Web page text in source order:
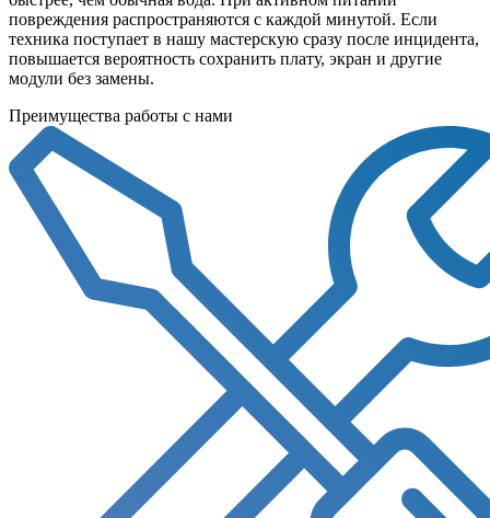
повреждения распространяются с каждой минутой. Если
техника поступает в нашу мастерскую сразу после инцидента,
повышается вероятность сохранить плату, экран и другие
модули без замены.
Преимущества работы с нами